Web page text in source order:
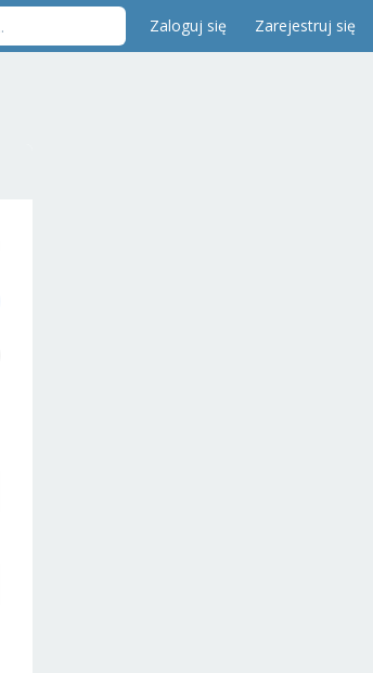
Zaloguj się Zarejestruj się